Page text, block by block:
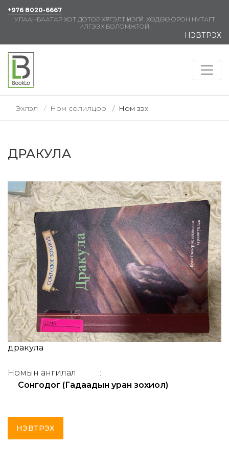
+976 8020-6667
УЛААНБААТАР ХОТ ДОТОР ХҮРГЭЛТ ҮНЭГҮЙ. ХӨДӨӨ ОРОН НУТАГТ
ИЛГЭЭХ БОЛОМЖТОЙ.
НЭВТРЭХ
Эхлэл Ном солилцоо Ном үзэх
ДРАКУЛА
дракула
Номын ангилал
:
Сонгодог (Гадаадын уран зохиол)
НЭВТРЭХ